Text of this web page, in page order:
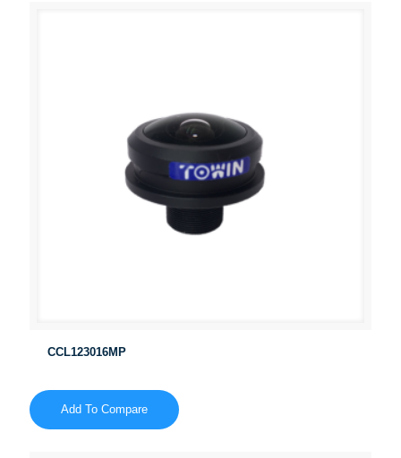
CCL123016MP
Add To Compare